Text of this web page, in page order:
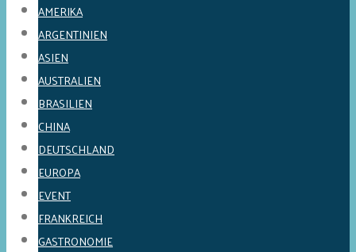
AMERIKA
ARGENTINIEN
ASIEN
AUSTRALIEN
BRASILIEN
CHINA
DEUTSCHLAND
EUROPA
EVENT
FRANKREICH
GASTRONOMIE